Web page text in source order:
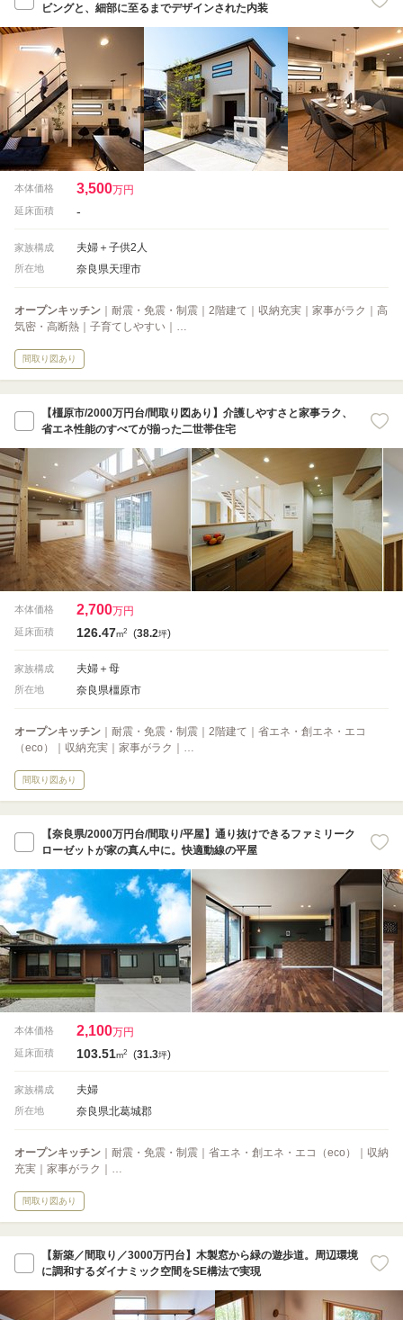
ビングと、細部に至るまでデザインされた内装
本体価格 3,500万円
延床面積 -
家族構成 夫婦＋子供2人
所在地 奈良県天理市
オープンキッチン ｜耐震・免震・制震｜2階建て｜収納充実｜家事がラク｜高
気密・高断熱｜子育てしやすい｜…
間取り図あり
【橿原市/2000万円台/間取り図あり】介護しやすさと家事ラク、
省エネ性能のすべてが揃った二世帯住宅
本体価格 2,700万円
延床面積 126.47m2 (38.2坪)
家族構成 夫婦＋母
所在地 奈良県橿原市
オープンキッチン ｜耐震・免震・制震｜2階建て｜省エネ・創エネ・エコ
（eco）｜収納充実｜家事がラク｜…
間取り図あり
【奈良県/2000万円台/間取り/平屋】通り抜けできるファミリーク
ローゼットが家の真ん中に。快適動線の平屋
本体価格 2,100万円
延床面積 103.51m2 (31.3坪)
家族構成 夫婦
所在地 奈良県北葛城郡
オープンキッチン ｜耐震・免震・制震｜省エネ・創エネ・エコ（eco）｜収納
充実｜家事がラク｜…
間取り図あり
【新築／間取り／3000万円台】木製窓から緑の遊歩道。周辺環境
に調和するダイナミック空間をSE構法で実現